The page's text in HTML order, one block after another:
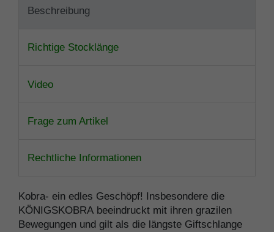
Beschreibung
Richtige Stocklänge
Video
Frage zum Artikel
Rechtliche Informationen
Kobra- ein edles Geschöpf! Insbesondere die
KÖNIGSKOBRA beeindruckt mit ihren grazilen
Bewegungen und gilt als die längste Giftschlange